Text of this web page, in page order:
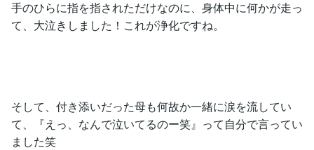
手のひらに指を指されただけなのに、身体中に何かが走っ
て、大泣きしました！これが浄化ですね。
そして、付き添いだった母も何故か一緒に涙を流してい
て、『えっ、なんで泣いてるのー笑』って自分で言ってい
ました笑